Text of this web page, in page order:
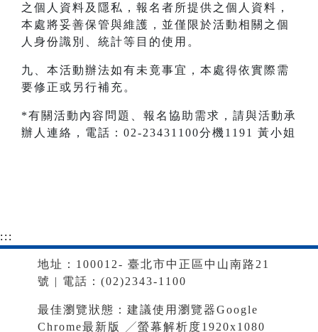
之個人資料及隱私，報名者所提供之個人資料，
本處將妥善保管與維護，並僅限於活動相關之個
人身份識別、統計等目的使用。
九、本活動辦法如有未竟事宜，本處得依實際需
要修正或另行補充。
*有關活動內容問題、報名協助需求，請與活動承
辦人連絡，電話：02-23431100分機1191 黃小姐
:::
地址：100012- 臺北市中正區中山南路21
號 | 電話：(02)2343-1100
最佳瀏覽狀態：建議使用瀏覽器Google
Chrome最新版 ╱螢幕解析度1920x1080